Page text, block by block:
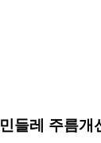
들레 주름개